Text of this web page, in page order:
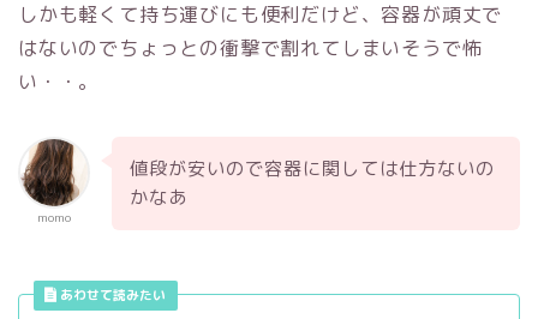
しかも軽くて持ち運びにも便利だけど、容器が頑丈で
はないのでちょっとの衝撃で割れてしまいそうで怖
い・・。
momo
値段が安いので容器に関しては仕方ないの
かなあ